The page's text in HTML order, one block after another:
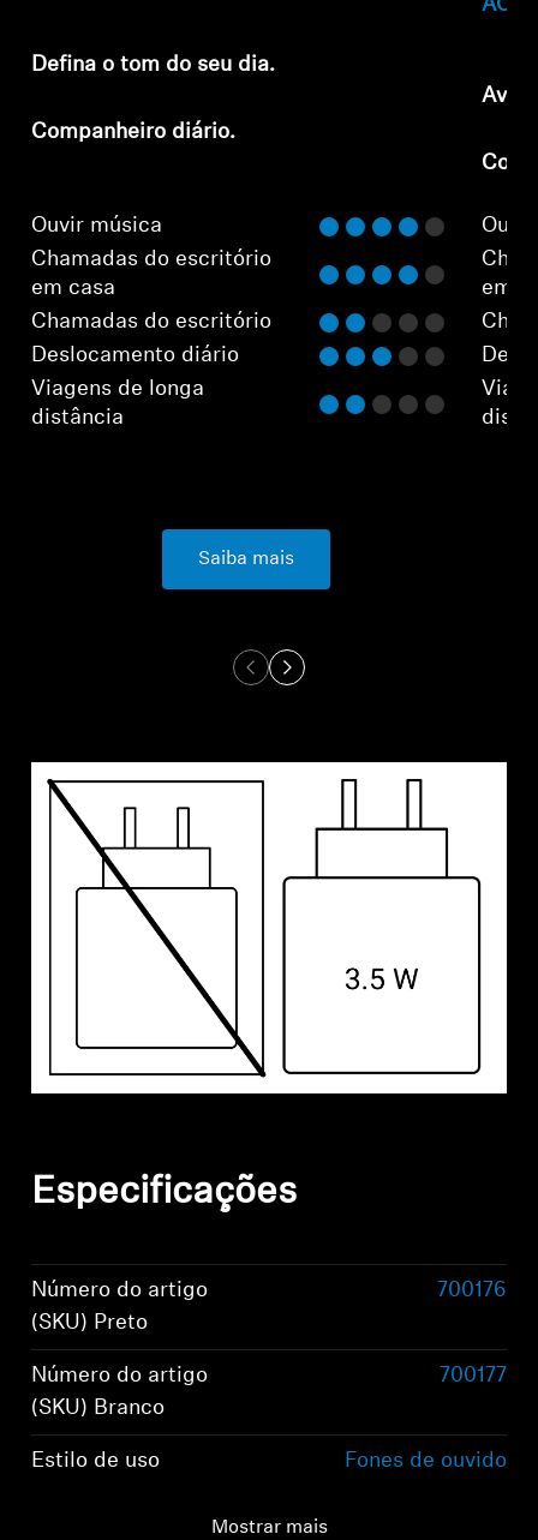
Defina o tom do seu dia.
Companheiro diário.
Ouvir música
Chamadas do escritório
em casa
Chamadas do escritório
Deslocamento diário
Viagens de longa
distância
Saiba mais
em
Especificações
Número do artigo
(SKU) Preto
700176
Número do artigo
(SKU) Branco
700177
Estilo de uso
Fones de ouvido
Mostrar mais